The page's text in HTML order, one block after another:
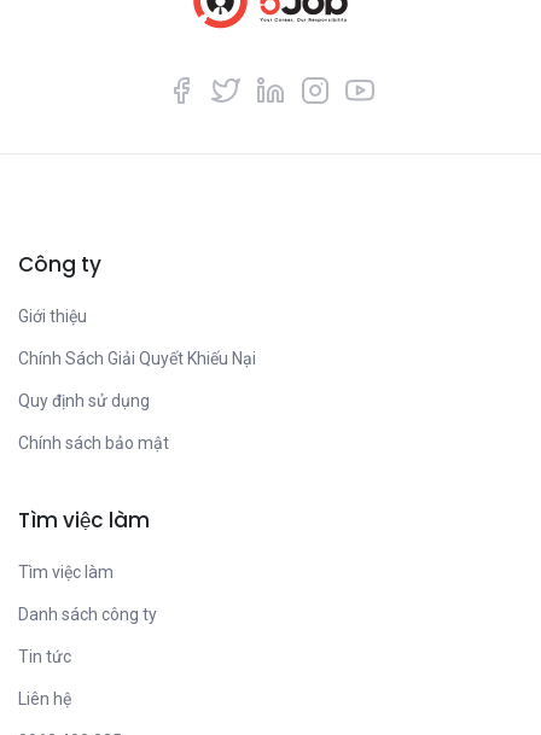
Công ty
Giới thiệu
Chính Sách Giải Quyết Khiếu Nại
Quy định sử dụng
Chính sách bảo mật
Tìm việc làm
Tìm việc làm
Danh sách công ty
Tin tức
Liên hệ